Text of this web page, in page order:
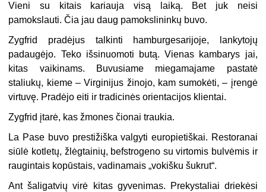
Vieni su kitais kariauja visą laiką. Bet juk neisi
pamokslauti. Čia jau daug pamokslininkų buvo.
Zygfrid pradėjus talkinti hamburgesarijoje, lankytojų
padaugėjo. Teko išsinuomoti butą. Vienas kambarys jai,
kitas vaikinams. Buvusiame miegamajame pastatė
staliukų, kieme – Virginijus žinojo, kam sumokėti, – įrengė
virtuvę. Pradėjo eiti ir tradicinės orientacijos klientai.
Zygfrid įtarė, kas žmones čionai traukia.
La Pase buvo prestižiška valgyti europietiškai. Restoranai
siūlė kotletų, žlėgtainių, befstrogeno su virtomis bulvėmis ir
raugintais kopūstais, vadinamais „vokišku šukrut“.
Ant šaligatvių virė kitas gyvenimas. Prekystaliai driekėsi